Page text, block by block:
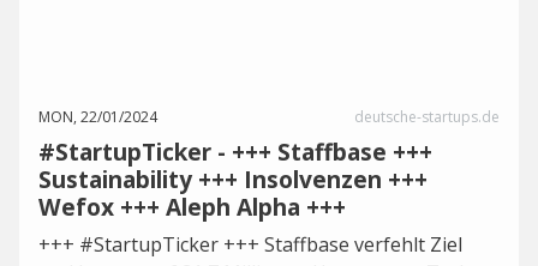
MON, 22/01/2024 deutsche-startups.de
#StartupTicker - +++ Staffbase +++
Sustainability +++ Insolvenzen +++
Wefox +++ Aleph Alpha +++
+++ #StartupTicker +++ Staffbase verfehlt Ziel